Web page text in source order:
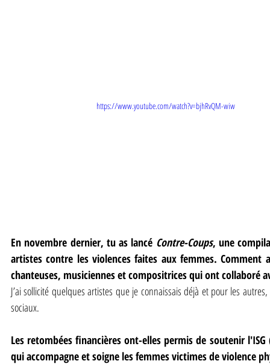
https://www.youtube.com/watch?v=bjhRvQM-wiw
En novembre dernier, tu as lancé Contre-Coups, une
artistes contre les violences faites aux femmes. Comment
chanteuses, musiciennes et compositrices qui ont collaboré
J’ai sollicité quelques artistes que je connaissais déjà et pour les
sociaux.
Les retombées financières ont-elles permis de soutenir
qui accompagne et soigne les femmes victimes de violence